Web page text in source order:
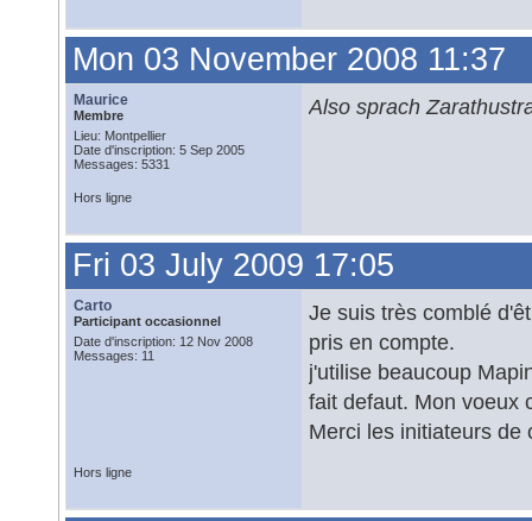
Mon 03 November 2008 11:37
Maurice
Membre
Lieu: Montpellier
Date d'inscription: 5 Sep 2005
Messages: 5331
Also sprach
Hors ligne
Fri 03 July 2009 17:05
Carto
Participant occasionnel
Date d'inscription: 12 Nov 2008
Messages: 11
Je suis très comblé
pris en compte.
j'utilise beaucoup
fait defaut. Mon voeux
Merci les initiateurs de
Hors ligne